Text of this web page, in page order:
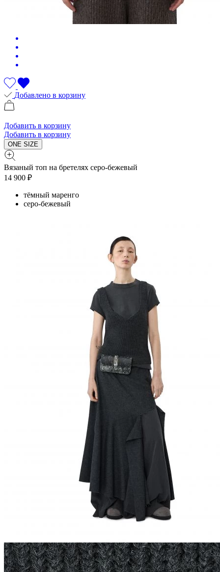
Добавлено в корзину
Добавить в корзину
Добавить в корзину
ONE SIZE
Вязаный топ на бретелях серо-бежевый
14 900 ₽
тёмный маренго
серо-бежевый